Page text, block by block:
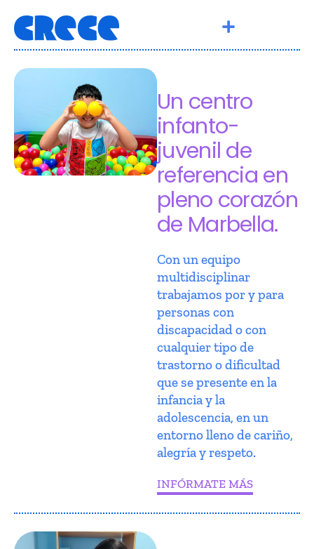
Un centro
infanto-
juvenil de
referencia en
pleno corazón
de Marbella.
Con un equipo
multidisciplinar
trabajamos por y para
personas con
discapacidad o con
cualquier tipo de
trastorno o dificultad
que se presente en la
infancia y la
adolescencia, en un
entorno lleno de cariño,
alegría y respeto.
INFÓRMATE MÁS